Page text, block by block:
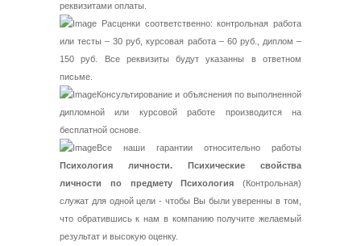
реквизитами оплаты.
Расценки соответственно: контрольная работа
или тесты – 30 руб, курсовая работа – 60 руб., диплом –
150 руб. Все реквизиты будут указанны в ответном
письме.
Консультирование и объяснения по выполненной
дипломной или курсовой работе производится на
бесплатной основе.
Все наши гарантии относительно работы
Психология личности. Психические свойства
личности по предмету Психология (Контрольная)
служат для одной цели - чтобы Вы были уверенны в том,
что обратившись к нам в компанию получите желаемый
результат и высокую оценку.